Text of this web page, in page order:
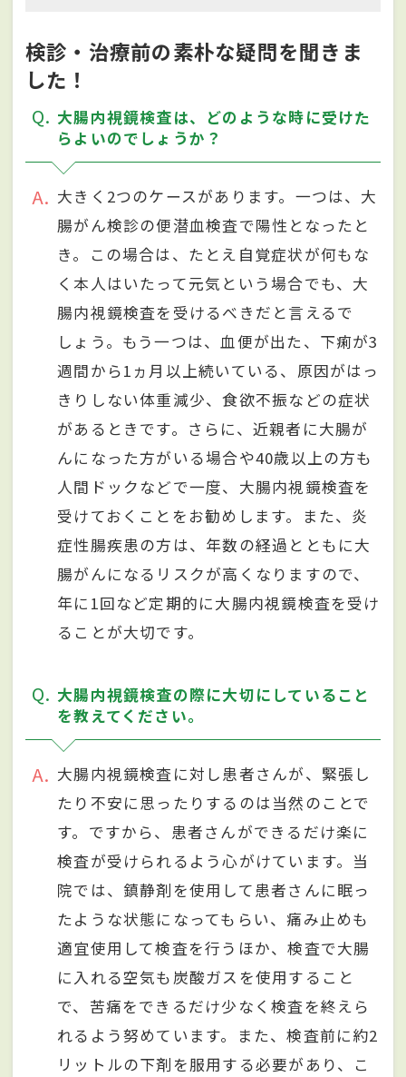
検診・治療前の素朴な疑問を聞きま
した！
Q
大腸内視鏡検査は、どのような時に受けた
らよいのでしょうか？
A
大きく2つのケースがあります。一つは、大
腸がん検診の便潜血検査で陽性となったと
き。この場合は、たとえ自覚症状が何もな
く本人はいたって元気という場合でも、大
腸内視鏡検査を受けるべきだと言えるで
しょう。もう一つは、血便が出た、下痢が3
週間から1ヵ月以上続いている、原因がはっ
きりしない体重減少、食欲不振などの症状
があるときです。さらに、近親者に大腸が
んになった方がいる場合や40歳以上の方も
人間ドックなどで一度、大腸内視鏡検査を
受けておくことをお勧めします。また、炎
症性腸疾患の方は、年数の経過とともに大
腸がんになるリスクが高くなりますので、
年に1回など定期的に大腸内視鏡検査を受け
ることが大切です。
Q
大腸内視鏡検査の際に大切にしていること
を教えてください。
A
大腸内視鏡検査に対し患者さんが、緊張し
たり不安に思ったりするのは当然のことで
す。ですから、患者さんができるだけ楽に
検査が受けられるよう心がけています。当
院では、鎮静剤を使用して患者さんに眠っ
たような状態になってもらい、痛み止めも
適宜使用して検査を行うほか、検査で大腸
に入れる空気も炭酸ガスを使用すること
で、苦痛をできるだけ少なく検査を終えら
れるよう努めています。また、検査前に約2
リットルの下剤を服用する必要があり、こ